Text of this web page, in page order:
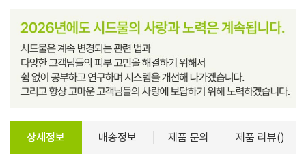
상세정보 배송정보 제품 문의 제품 리뷰()